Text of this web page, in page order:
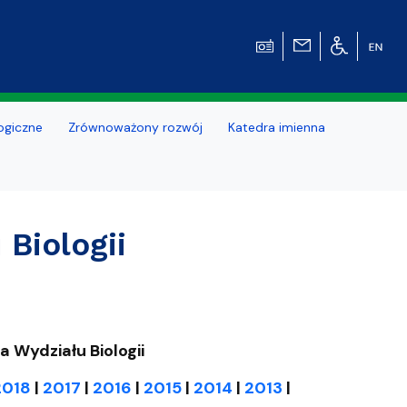
Zrównoważony rozwój Katedra imienna
Biologii
Wydziału Biologii
| 2017 | 2016 | 2015| 2014 | 2013 |